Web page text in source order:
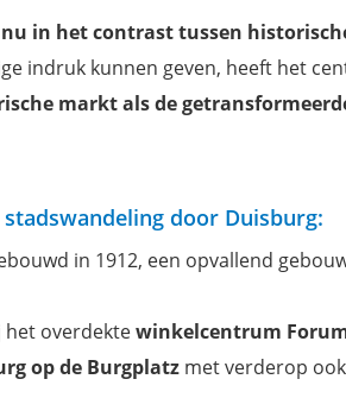
in hetcontrast tussen
indruk kunnen geven, heeft het
markt als de
door Duisburg:
in 1912, een opvallend
het overdektewinkelcentrum
op de Burgplatz met verderop